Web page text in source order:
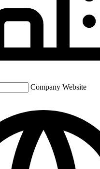
Company Website